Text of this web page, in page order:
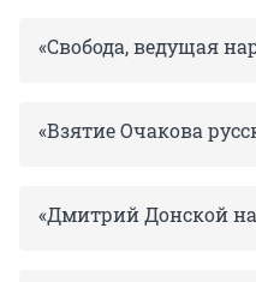
«Свобода, ведущая
«Взятие Очакова
«Дмитрий Донской